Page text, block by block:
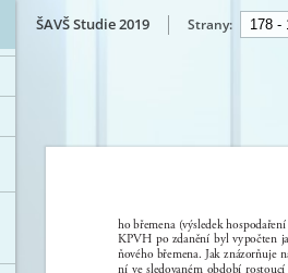
ŠAVŠ Studie 2019 Strany: